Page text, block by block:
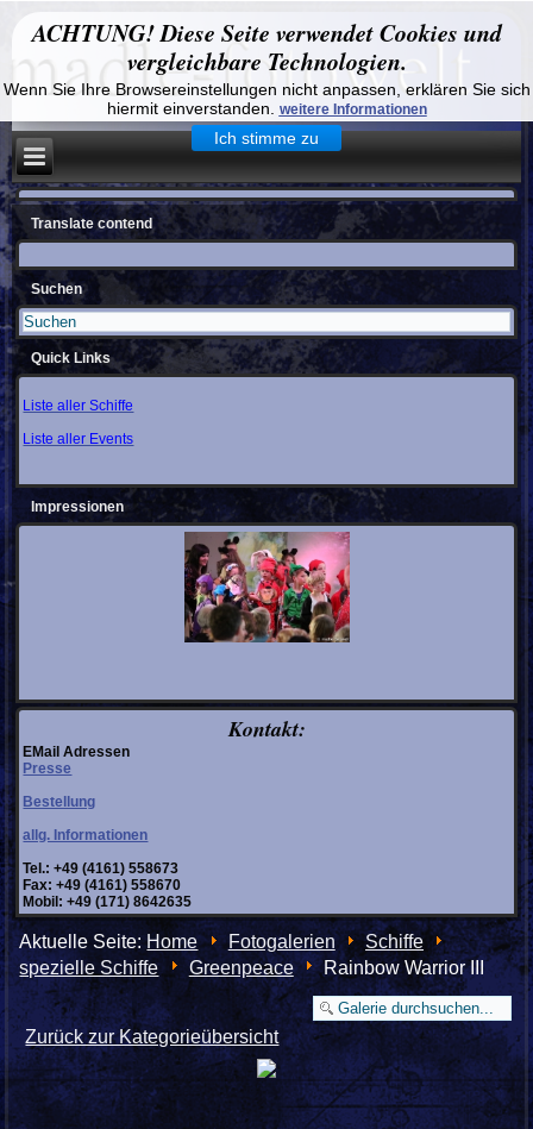
ACHTUNG! Diese Seite verwendet Cookies und
vergleichbare Technologien.
Wenn Sie Ihre Browsereinstellungen nicht anpassen, erklären Sie sich
hiermit einverstanden.
weitere Informationen
Ich stimme zu
Translate contend
Suchen
Quick Links
Liste aller Schiffe
Liste aller Events
Impressionen
Kontakt:
EMail Adressen
Presse
Bestellung
allg. Informationen
Tel.: +49 (4161) 558673
Fax: +49 (4161) 558670
Mobil: +49 (171) 8642635
Aktuelle Seite:Home Fotogalerien
Schiffe
spezielle Schiffe
Greenpeace Rainbow Warrior III
Zurück zur Kategorieübersicht